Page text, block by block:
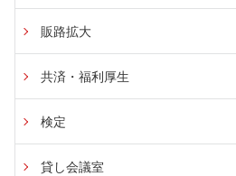
販路拡大
共済・福利厚生
検定
貸し会議室